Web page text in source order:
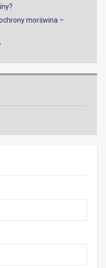
morświna –